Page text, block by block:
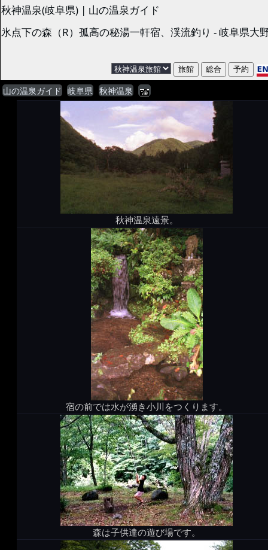
秋神温泉(岐阜県) | 山の温泉ガイド
氷点下の森（R）孤高の秘湯一軒宿、渓流釣り - 岐阜県大
山の温泉ガイド 岐阜県 秋神温泉
秋神温泉遠景。
宿の前では水が湧き小川をつくります。
森は子供達の遊び場です。